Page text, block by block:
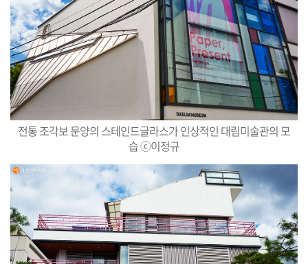
전통 조각보 문양의 스테인드글라스가 인상적인 대림미술관의 모
습 ⓒ이정규